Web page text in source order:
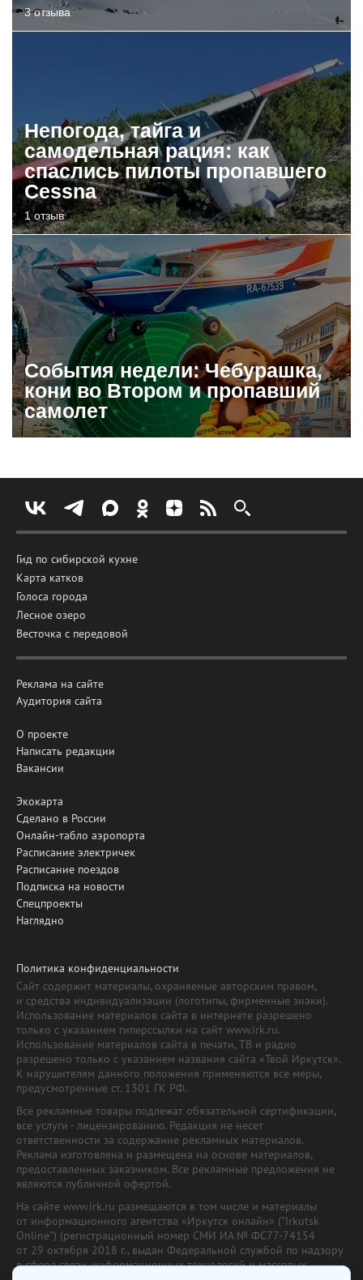
3 отзыва
Непогода, тайга и
самодельная рация: как
спаслись пилоты пропавшего
Cessna
1 отзыв
События недели: Чебурашка,
кони во Втором и пропавший
самолет
Гид по сибирской кухне
Карта катков
Голоса города
Лесное озеро
Весточка с передовой
Реклама на сайте
Аудитория сайта
О проекте
Написать редакции
Вакансии
Экокарта
Сделано в России
Онлайн-табло аэропорта
Расписание электричек
Расписание поездов
Подписка на новости
Спецпроекты
Наглядно
Политика конфиденциальности
Сайт содержит материалы, охраняемые авторским правом,
и средства индивидуализации (логотипы, фирменные знаки).
Использование материалов сайта в интернете разрешено
только с указанием гиперссылки на сайт www.irk.ru.
Использование материалов сайта в печати, ТВ и радио
разрешено только с указанием названия сайта «Твой Иркутск».
К нарушителям данного положения применяются все меры,
предусмотренные ст. 1301 ГК РФ.
Все рекламные товары подлежат обязательной сертификации,
все услуги - лицензированию. Редакция не несет
ответственности за содержание рекламных материалов.
Реклама изготовлена и размещена на основе материалов,
предоставленных заказчиком. Все рекламные предложения не
являются публичной офертой.
На сайте www.irk.ru размещаются в том числе и материалы
от информационного агентства «Иркутск онлайн» ("Irkutsk
Online") (регистрационный номер СМИ ИА № ФС77-74154
от 29 октября 2018 г., выдан Федеральной службой по надзору
в сфере связи, информационных технологий и массовых